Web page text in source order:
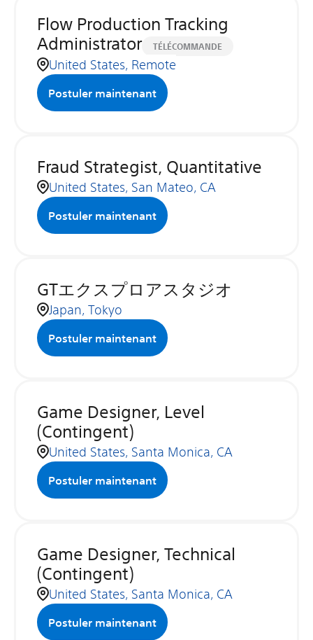
Flow Production Tracking
Administrator
TÉLÉCOMMANDE
United States, Remote
Postuler maintenant
Fraud Strategist, Quantitative
United States, San Mateo, CA
Postuler maintenant
GTエクスプロアスタジオ
Japan, Tokyo
Postuler maintenant
Game Designer, Level
(Contingent)
United States, Santa Monica, CA
Postuler maintenant
Game Designer, Technical
(Contingent)
United States, Santa Monica, CA
Postuler maintenant